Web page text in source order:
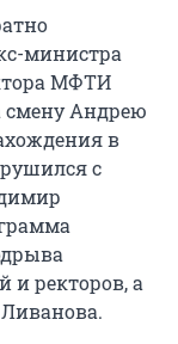
учить людей
и
готовить
За время
критиковали
называли
письмо
Андрея
советов
ими, чтобы
так много
российские
там же
человек,
министра
МФТИ
Андрею
в
с
и ректоров, а